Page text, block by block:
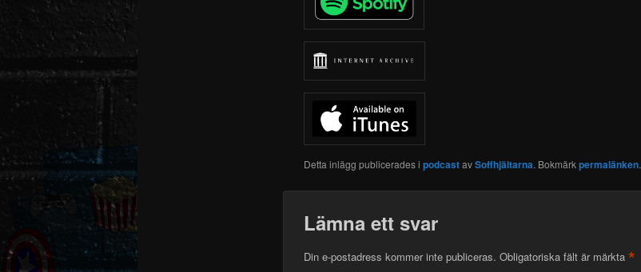
Detta inlägg publicerades i podcastavSoffhjältarna. Bokmärkpermalänken.
Lämna ett svar
Din e-postadress kommer inte publiceras. Obligatoriska fält är märkta *